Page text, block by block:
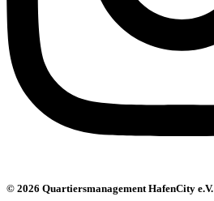
© 2026 Quartiersmanagement HafenCity e.V.